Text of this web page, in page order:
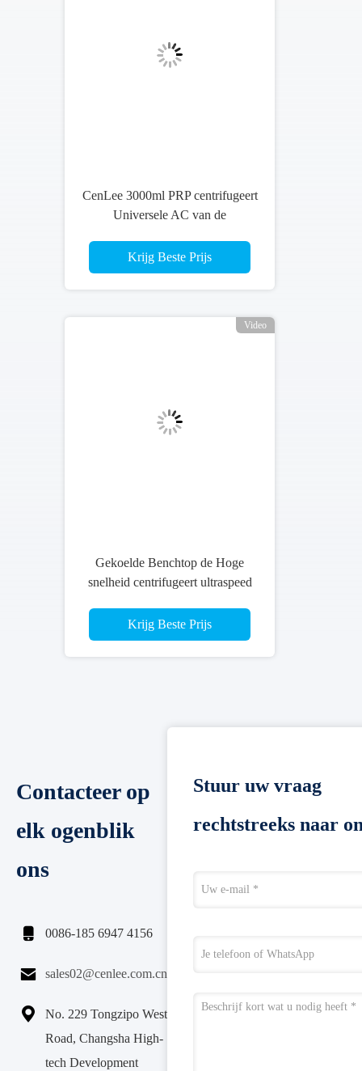
CenLee 3000ml PRP centrifugeert
Universele AC van de
Benchtop
Krijg Beste Prijs
Video
Gekoelde Benchtop de Hoge
snelheid centrifugeert ultraspeed
Krijg Beste Prijs
Contacteer op
elk ogenblik
ons
 0086-185 6947 4156
 sales02@cenlee.com.cn

No. 229 Tongzipo West
Road, Changsha High-
tech Development
Stuur uw vraag
rechtstreeks naar